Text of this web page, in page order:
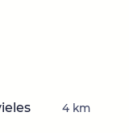
4 km